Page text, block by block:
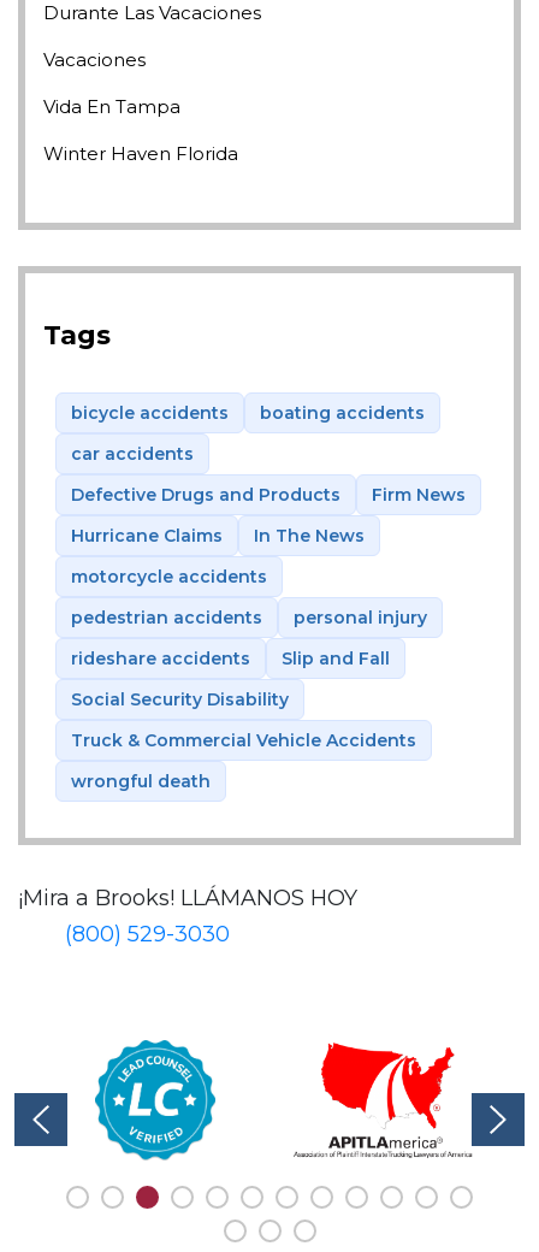
Durante Las Vacaciones
Vacaciones
Vida En Tampa
Winter Haven Florida
Tags
bicycle accidents
boating accidents
car accidents
Defective Drugs and Products
Firm News
Hurricane Claims
In The News
motorcycle accidents
pedestrian accidents
personal injury
rideshare accidents
Slip and Fall
Social Security Disability
Truck & Commercial Vehicle Accidents
wrongful death
¡Mira a Brooks! LLÁMANOS HOY
(800) 529-3030